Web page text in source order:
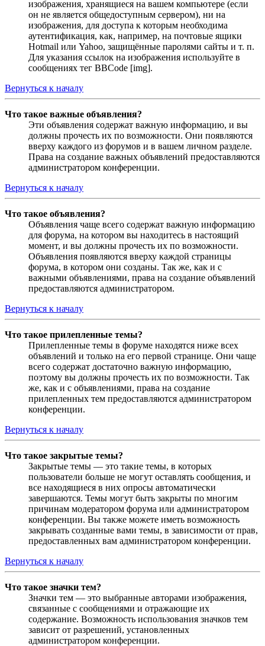
изображения, хранящиеся на вашем компьютере (если
он не является общедоступным сервером), ни на
изображения, для доступа к которым необходима
аутентификация, как, например, на почтовые ящики
Hotmail или Yahoo, защищённые паролями сайты и т. п.
Для указания ссылок на изображения используйте в
сообщениях тег BBCode [img].
Вернуться к началу
Что такое важные объявления?
Эти объявления содержат важную информацию, и вы
должны прочесть их по возможности. Они появляются
вверху каждого из форумов и в вашем личном разделе.
Права на создание важных объявлений предоставляются
администратором конференции.
Вернуться к началу
Что такое объявления?
Объявления чаще всего содержат важную информацию
для форума, на котором вы находитесь в настоящий
момент, и вы должны прочесть их по возможности.
Объявления появляются вверху каждой страницы
форума, в котором они созданы. Так же, как и с
важными объявлениями, права на создание объявлений
предоставляются администратором.
Вернуться к началу
Что такое прилепленные темы?
Прилепленные темы в форуме находятся ниже всех
объявлений и только на его первой странице. Они чаще
всего содержат достаточно важную информацию,
поэтому вы должны прочесть их по возможности. Так
же, как и с объявлениями, права на создание
прилепленных тем предоставляются администратором
конференции.
Вернуться к началу
Что такое закрытые темы?
Закрытые темы — это такие темы, в которых
пользователи больше не могут оставлять сообщения, и
все находящиеся в них опросы автоматически
завершаются. Темы могут быть закрыты по многим
причинам модератором форума или администратором
конференции. Вы также можете иметь возможность
закрывать созданные вами темы, в зависимости от прав,
предоставленных вам администратором конференции.
Вернуться к началу
Что такое значки тем?
Значки тем — это выбранные авторами изображения,
связанные с сообщениями и отражающие их
содержание. Возможность использования значков тем
зависит от разрешений, установленных
администратором конференции.